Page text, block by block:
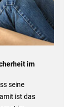
im
seine
ist das